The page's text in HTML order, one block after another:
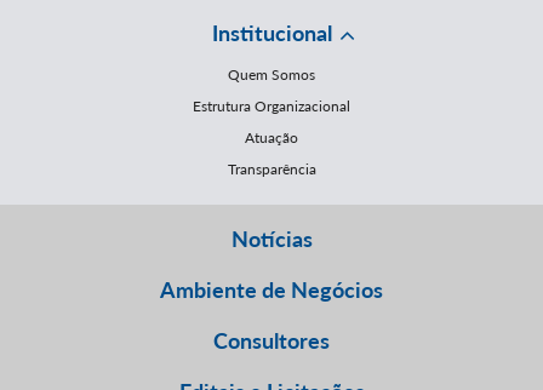
Institucional
Quem Somos
Estrutura Organizacional
Atuação
Transparência
Notícias
Ambiente de Negócios
Consultores